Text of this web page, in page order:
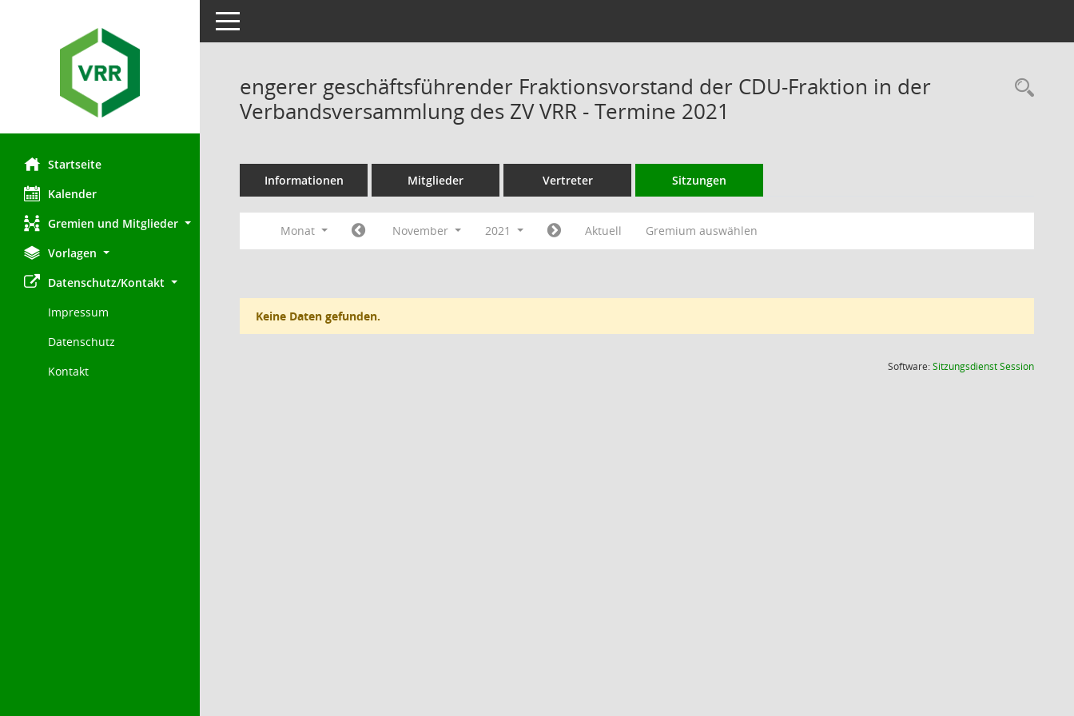
Startseite
Kalender
Gremien und Mitglieder
Vorlagen
Datenschutz/Kontakt
Impressum
Datenschutz
Kontakt
Toggle navigation
engerer geschäftsführender Fraktionsvorstand der CDU-Fraktion in der
Verbandsversammlung des ZV VRR - Termine 2021
Informationen Mitglieder Vertreter Sitzungen
Monat November 2021 Aktuell Gremium auswählen
Keine Daten gefunden.
Software:SitzungsdienstSession(Wird in